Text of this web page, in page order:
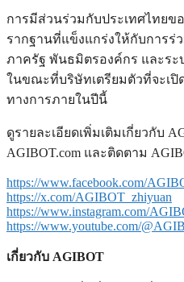
การมีส่วนร่วมกับประเทศไทยข
รากฐานที่แข็งแกร่งให้กับการร่
ภาครัฐ พันธมิตรองค์กร และร
ในขณะที่บริษัทเตรียมตัวที่จะเปิ
ทางการภายในปีนี้
ดูรายละเอียดเพิ่มเติมเกี่ยวกับ
AGIBOT.com และติดตาม
https://www.facebook.com/
https://x.com/AGIBOT_zhiyuan
https://www.instagram.com/
https://www.youtube.com/
เกี่ยวกับ AGIBOT